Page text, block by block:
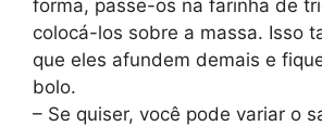
forma, passe-os na farinha de
colocá-los sobre a massa. Isso
que eles afundem demais e
bolo.
– Se quiser, você pode variar o